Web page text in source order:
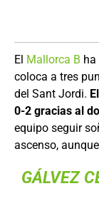
El Mallorca B ha
coloca a tres
del Sant Jordi.
0-2 gracias al
equipo seguir
ascenso,
GÁLVEZ